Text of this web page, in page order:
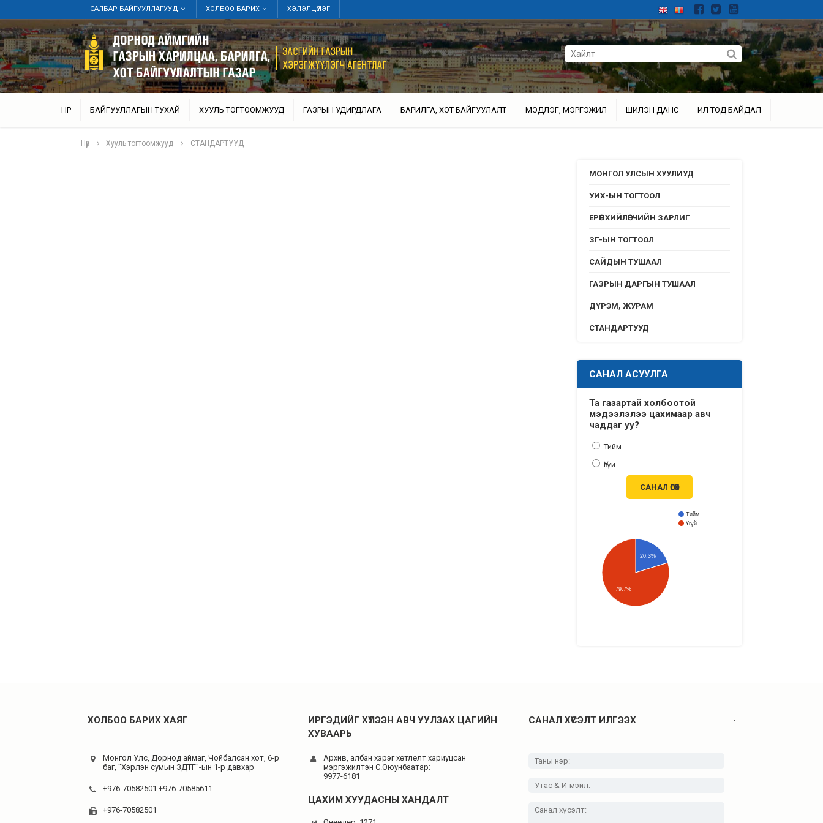
САЛБАР БАЙГУУЛЛАГУУД ХОЛБОО БАРИХ ХЭЛЭЛЦҮҮЛЭГ
НҮҮР БАЙГУУЛЛАГЫН ТУХАЙ ХУУЛЬ ТОГТООМЖУУД ГАЗРЫН УДИРДЛАГА БАРИЛГА, ХОТ БАЙГУУЛАЛТ МЭДЛЭГ, МЭРГЭЖИЛ ШИЛЭН ДАНС ИЛ ТОД БАЙДАЛ
Нүүр Хууль тогтоомжууд СТАНДАРТУУД
МОНГОЛ УЛСЫН ХУУЛИУД
УИХ-ЫН ТОГТООЛ
ЕРӨНХИЙЛӨГЧИЙН ЗАРЛИГ
ЗГ-ЫН ТОГТООЛ
САЙДЫН ТУШААЛ
ГАЗРЫН ДАРГЫН ТУШААЛ
ДҮРЭМ, ЖУРАМ
СТАНДАРТУУД
САНАЛ АСУУЛГА
Та газартай холбоотой
мэдээлэлээ цахимаар авч
чаддаг уу?
Тийм
Үгүй
САНАЛ ӨГӨХ
Тийм
Үгүй
20.3%
79.7%
ХОЛБОО БАРИХ ХАЯГ
Монгол Улс, Дорнод аймаг, Чойбалсан хот, 6-р
баг, "Хэрлэн сумын ЗДТГ"-ын 1-р давхар
+976-70582501 +976-70585611
+976-70582501
ИРГЭДИЙГ ХҮЛЭЭН АВЧ УУЛЗАХ ЦАГИЙН
ХУВААРЬ
Архив, албан хэрэг хөтлөлт хариуцсан
мэргэжилтэн C.Оюунбаатар:
9977-6181
ЦАХИМ ХУУДАСНЫ ХАНДАЛТ
САНАЛ ХҮСЭЛТ ИЛГЭЭХ .